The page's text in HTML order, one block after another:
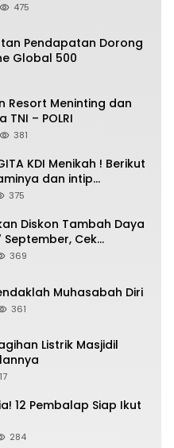
475
Pendapatan Dorong
Global 500
Resort Meninting dan
– POLRI
381
KDI Menikah ! Berikut
dan intip
375
Diskon Tambah Daya
September, Cek
369
Muhasabah Diri
361
Listrik Masjidil
12 Pembalap Siap Ikut
284